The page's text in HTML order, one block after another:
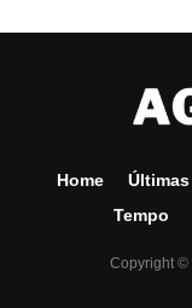
Home
Tempo
Copyright ©